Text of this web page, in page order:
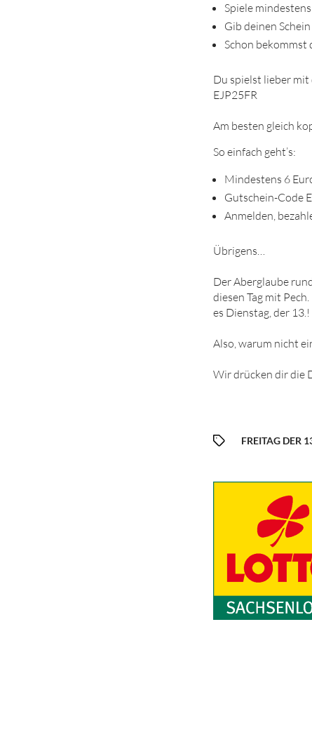
Spiele
Gib deinen
Schon bekommst
Du spielst lieber mit
EJP25FR
Am besten gleich
So einfach geht’s:
Mindestens 6
Gutschein-Code
Anmelden,
Übrigens…
Der Aberglaube
diesen Tag mit
es Dienstag, der
Also, warum nicht
Wir drücken dir die
FREITAG DER